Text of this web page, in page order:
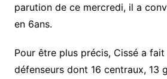
parution de ce mercredi, il a
en 6ans.
Pour être plus précis, Cissé a
défenseurs dont 16 centraux, 13